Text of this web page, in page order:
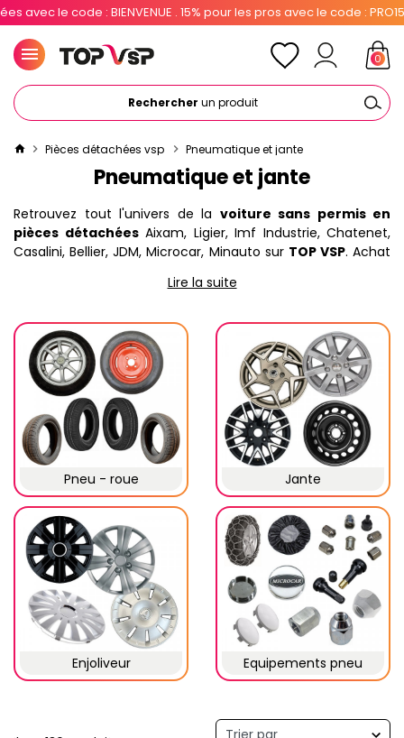
. 15% pour les pros avec le code : PRO15
Rechercher un produit
0
Pièces détachées vsp Pneumatique et jante
Pneumatique et jante
Retrouvez tout l'univers de la voiture sans permis en
pièces détachéesAixam, Ligier, Imf Industrie, Chatenet,
Casalini, Bellier, JDM, Microcar, Minauto sur TOP VSP. Achat
cabochon de jante, pneu, enjoliveur, jante, roue, panier de
du paiement en 3, 4 ou 10 fois.
Lire la suite
Pneu - roue Jante
Enjoliveur Equipements pneu